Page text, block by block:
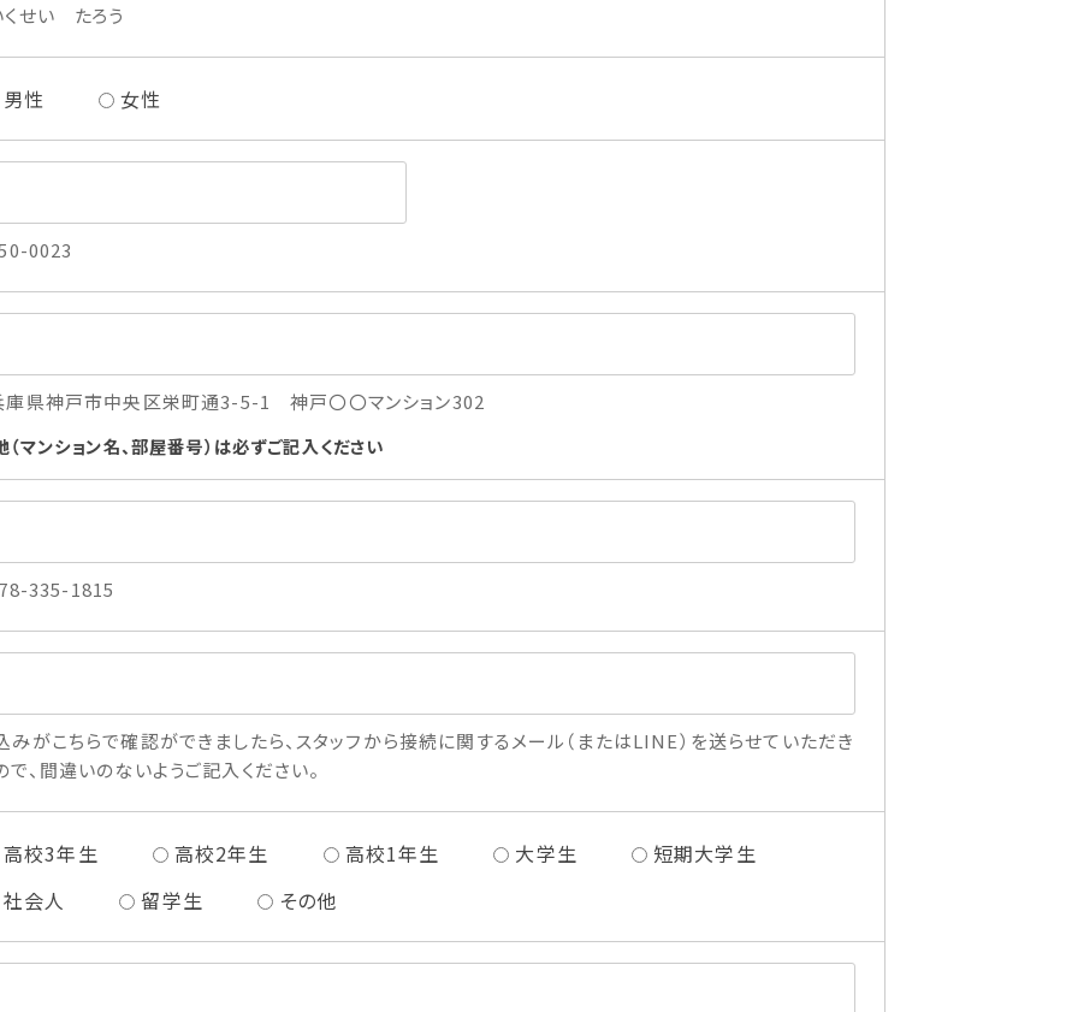
くせい たろう
男性 女性
0023
庫県神戸市中央区栄町通3-5-1 神戸〇〇マンション302
（マンション名、部屋番号）は必ずご記入ください
335-1815
みがこちらで確認ができましたら、スタッフから接続に関するメール（またはLINE）を送らせていただき
で、間違いのないようご記入ください。
高校3年生 高校2年生 高校1年生 大学生
短期大学生
社会人
留学生 その他